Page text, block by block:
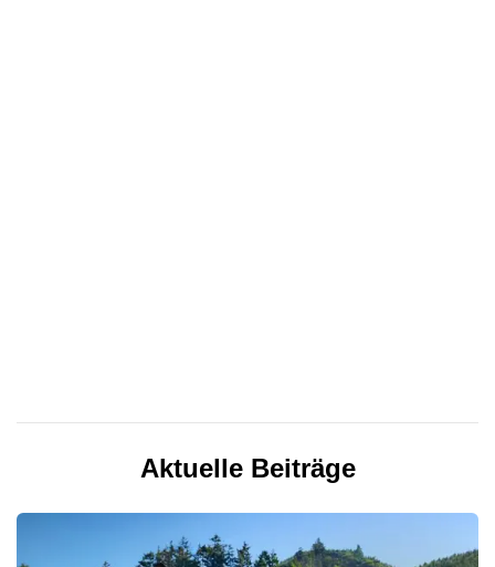
Aktuelle Beiträge